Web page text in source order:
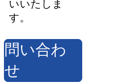
いいたしま
す。
問い合わ
せ